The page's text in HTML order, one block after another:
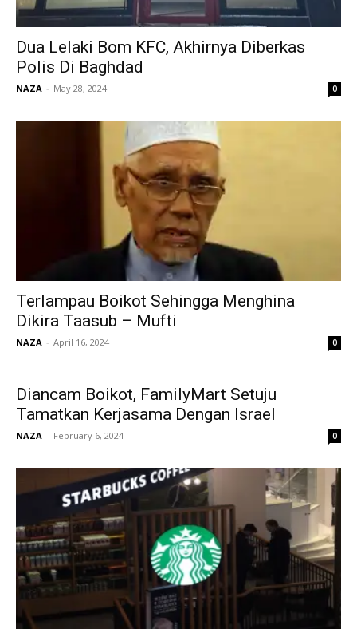
Dua Lelaki Bom KFC, Akhirnya Diberkas
Polis Di Baghdad
NAZA - May 28, 2024 0
Terlampau Boikot Sehingga Menghina
Dikira Taasub – Mufti
NAZA - April 16, 2024 0
Diancam Boikot, FamilyMart Setuju
Tamatkan Kerjasama Dengan Israel
NAZA - February 6, 2024 0